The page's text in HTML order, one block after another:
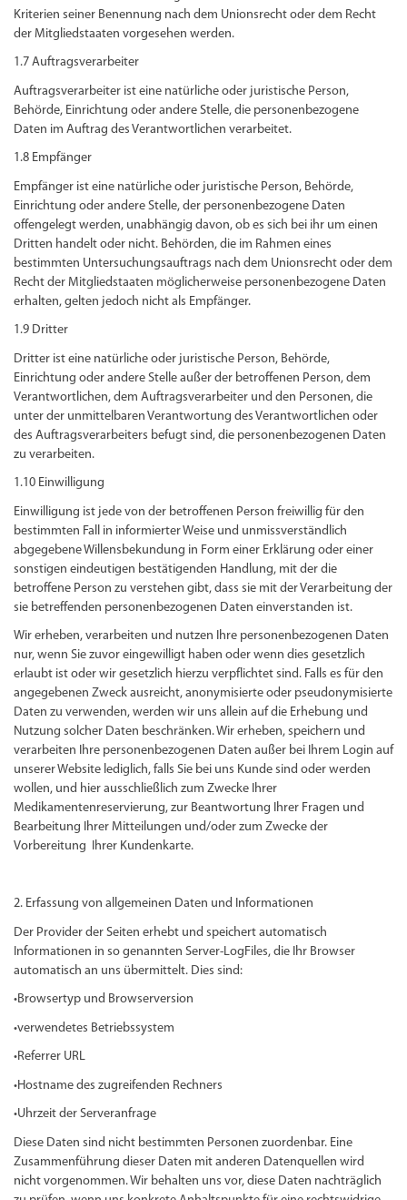
Kriterien seiner Benennung nach dem Unionsrecht oder dem Recht
der Mitgliedstaaten vorgesehen werden.
1.7 Auftragsverarbeiter
Auftragsverarbeiter ist eine natürliche oder juristische Person,
Behörde, Einrichtung oder andere Stelle, die personenbezogene
Daten im Auftrag des Verantwortlichen verarbeitet.
1.8 Empfänger
Empfänger ist eine natürliche oder juristische Person, Behörde,
Einrichtung oder andere Stelle, der personenbezogene Daten
offengelegt werden, unabhängig davon, ob es sich bei ihr um einen
Dritten handelt oder nicht. Behörden, die im Rahmen eines
bestimmten Untersuchungsauftrags nach dem Unionsrecht oder dem
Recht der Mitgliedstaaten möglicherweise personenbezogene Daten
erhalten, gelten jedoch nicht als Empfänger.
1.9 Dritter
Dritter ist eine natürliche oder juristische Person, Behörde,
Einrichtung oder andere Stelle außer der betroffenen Person, dem
Verantwortlichen, dem Auftragsverarbeiter und den Personen, die
unter der unmittelbaren Verantwortung des Verantwortlichen oder
des Auftragsverarbeiters befugt sind, die personenbezogenen Daten
zu verarbeiten.
1.10 Einwilligung
Einwilligung ist jede von der betroffenen Person freiwillig für den
bestimmten Fall in informierter Weise und unmissverständlich
abgegebene Willensbekundung in Form einer Erklärung oder einer
sonstigen eindeutigen bestätigenden Handlung, mit der die
betroffene Person zu verstehen gibt, dass sie mit der Verarbeitung der
sie betreffenden personenbezogenen Daten einverstanden ist.
Wir erheben, verarbeiten und nutzen Ihre personenbezogenen Daten
nur, wenn Sie zuvor eingewilligt haben oder wenn dies gesetzlich
erlaubt ist oder wir gesetzlich hierzu verpflichtet sind. Falls es für den
angegebenen Zweck ausreicht, anonymisierte oder pseudonymisierte
Daten zu verwenden, werden wir uns allein auf die Erhebung und
Nutzung solcher Daten beschränken. Wir erheben, speichern und
verarbeiten Ihre personenbezogenen Daten außer bei Ihrem Login auf
unserer Website lediglich, falls Sie bei uns Kunde sind oder werden
wollen, und hier ausschließlich zum Zwecke Ihrer
Medikamentenreservierung, zur Beantwortung Ihrer Fragen und
Bearbeitung Ihrer Mitteilungen und/oder zum Zwecke der
Vorbereitung Ihrer Kundenkarte.
2. Erfassung von allgemeinen Daten und Informationen
Der Provider der Seiten erhebt und speichert automatisch
Informationen in so genannten Server-LogFiles, die Ihr Browser
automatisch an uns übermittelt. Dies sind:
•Browsertyp und Browserversion
•verwendetes Betriebssystem
•Referrer URL
•Hostname des zugreifenden Rechners
•Uhrzeit der Serveranfrage
Diese Daten sind nicht bestimmten Personen zuordenbar. Eine
Zusammenführung dieser Daten mit anderen Datenquellen wird
nicht vorgenommen. Wir behalten uns vor, diese Daten nachträglich